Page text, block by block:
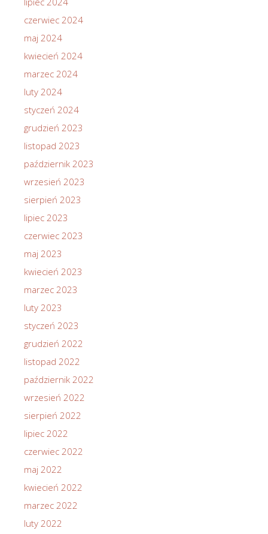
czerwiec 2024
maj 2024
kwiecień 2024
marzec 2024
luty 2024
styczeń 2024
grudzień 2023
listopad 2023
październik 2023
wrzesień 2023
sierpień 2023
lipiec 2023
czerwiec 2023
maj 2023
kwiecień 2023
marzec 2023
luty 2023
styczeń 2023
grudzień 2022
listopad 2022
październik 2022
wrzesień 2022
sierpień 2022
lipiec 2022
czerwiec 2022
maj 2022
kwiecień 2022
marzec 2022
luty 2022